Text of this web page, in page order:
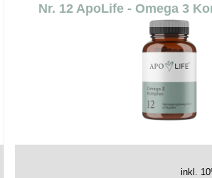
Nr. 12 ApoLife - Omega 3
inkl.